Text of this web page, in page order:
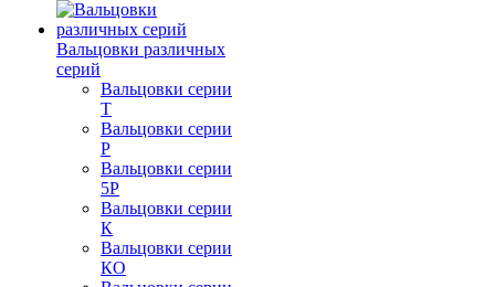
Вальцовки различных
серий
Вальцовки серии
Т
Вальцовки серии
Р
Вальцовки серии
5Р
Вальцовки серии
К
Вальцовки серии
КО